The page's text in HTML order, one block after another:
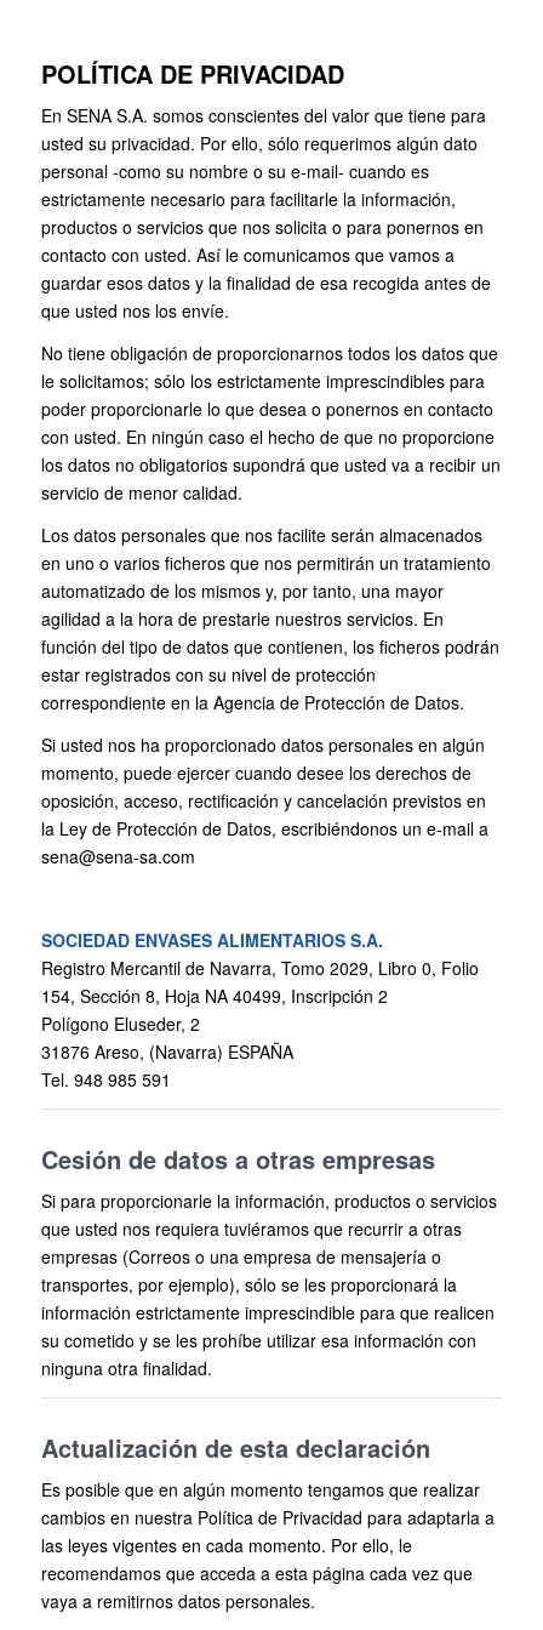
POLÍTICA DE PRIVACIDAD
En SENA S.A. somos conscientes del valor que tiene para
usted su privacidad. Por ello, sólo requerimos algún dato
personal -como su nombre o su e-mail- cuando es
estrictamente necesario para facilitarle la información,
productos o servicios que nos solicita o para ponernos en
contacto con usted. Así le comunicamos que vamos a
guardar esos datos y la finalidad de esa recogida antes de
que usted nos los envíe.
No tiene obligación de proporcionarnos todos los datos que
le solicitamos; sólo los estrictamente imprescindibles para
poder proporcionarle lo que desea o ponernos en contacto
con usted. En ningún caso el hecho de que no proporcione
los datos no obligatorios supondrá que usted va a recibir un
servicio de menor calidad.
Los datos personales que nos facilite serán almacenados
en uno o varios ficheros que nos permitirán un tratamiento
automatizado de los mismos y, por tanto, una mayor
agilidad a la hora de prestarle nuestros servicios. En
función del tipo de datos que contienen, los ficheros podrán
estar registrados con su nivel de protección
correspondiente en la Agencia de Protección de Datos.
Si usted nos ha proporcionado datos personales en algún
momento, puede ejercer cuando desee los derechos de
oposición, acceso, rectificación y cancelación previstos en
la Ley de Protección de Datos, escribiéndonos un e-mail a
sena@sena-sa.com
SOCIEDAD ENVASES ALIMENTARIOS S.A.
Registro Mercantil de Navarra, Tomo 2029, Libro 0, Folio
154, Sección 8, Hoja NA 40499, Inscripción 2
Polígono Eluseder, 2
31876 Areso, (Navarra) ESPAÑA
Tel. 948 985 591
Cesión de datos a otras empresas
Si para proporcionarle la información, productos o servicios
que usted nos requiera tuviéramos que recurrir a otras
empresas (Correos o una empresa de mensajería o
transportes, por ejemplo), sólo se les proporcionará la
información estrictamente imprescindible para que realicen
su cometido y se les prohíbe utilizar esa información con
ninguna otra finalidad.
Actualización de esta declaración
Es posible que en algún momento tengamos que realizar
cambios en nuestra Política de Privacidad para adaptarla a
las leyes vigentes en cada momento. Por ello, le
recomendamos que acceda a esta página cada vez que
vaya a remitirnos datos personales.